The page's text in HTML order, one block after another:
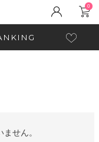
0
せん。